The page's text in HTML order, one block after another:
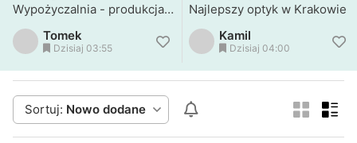
Tomek
Dzisiaj 03:55
Wypożyczalnia - produkcja przyczep gastronomicznych
Kamil
Dzisiaj 04:00
Najlepszy optyk w Krakowie
Sortuj: Nowo dodane